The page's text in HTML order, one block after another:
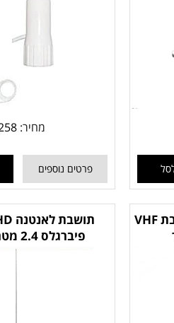
מחיר:
פרטים נוספים
אנטנת תורן ימית כולל תושבת VHF
פיברגלס 2.4 מטר וכבל USA